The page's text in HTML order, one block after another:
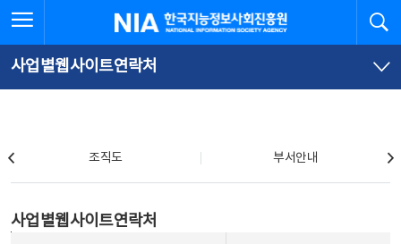
문
로
가
체
뉴
바
가
한국지능정보사회진흥원
사업별웹사이트연락처
조직도 부서안내
사업별웹사이트연락처